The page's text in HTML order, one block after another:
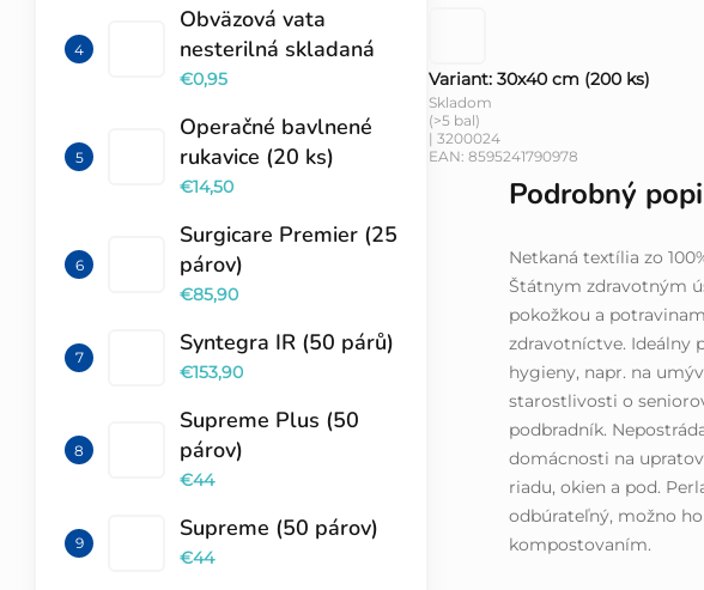
Obväzová vata
nesterilná skladaná
€0,95
Operačné bavlnené
rukavice (20 ks)
€14,50
Surgicare Premier (25
párov)
€85,90
Syntegra IR (50 párů)
€153,90
Supreme Plus (50
párov)
€44
Supreme (50 párov)
€44
Variant: 30x40 cm (200 ks)
Skladom
(>5 bal)
| 3200024
EAN: 8595241790978
Podrobný
Netkaná textília zo
Štátnym zdravotným
pokožkou a
zdravotníctve. Ideálny
hygieny, napr. na
starostlivosti o
podbradník.
domácnosti na
riadu, okien a pod.
odbúrateľný, možno
kompostovaním.